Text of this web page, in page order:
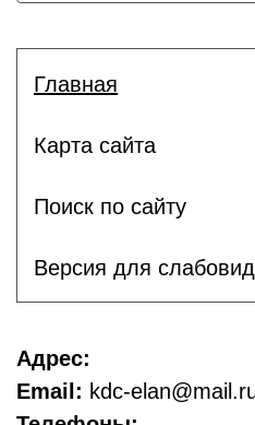
Главная
Карта сайта
Поиск по сайту
Версия для
Адрес:
Email: kdc-